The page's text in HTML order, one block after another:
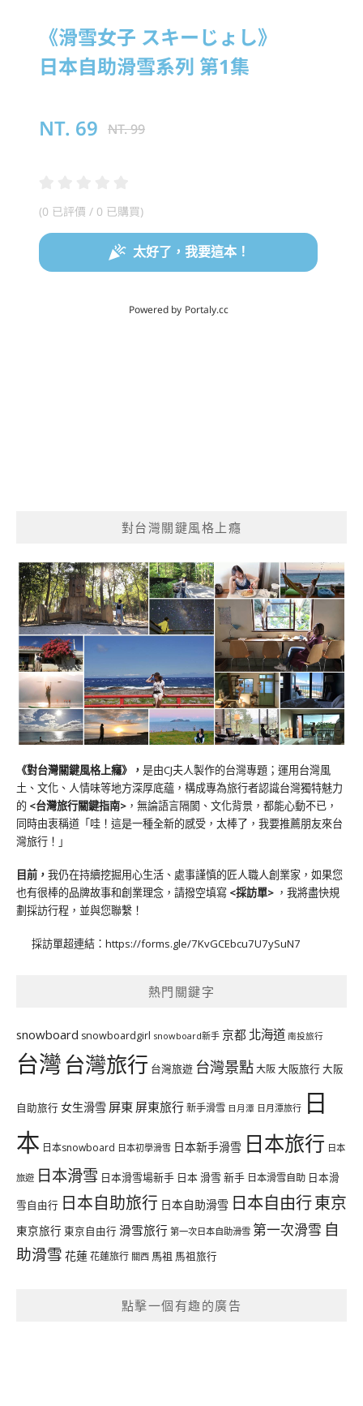
對台灣關鍵風格上癮
《對台灣關鍵風格上癮》 ， 是由CJ夫人製作的台灣專題；運用台灣風
土、文化、人情味等地方深厚底蘊，構成專為旅行者認識台灣獨特魅力
的 <台灣旅行關鍵指南> ，無論語言隔閡、文化背景，都能心動不已，
同時由衷稱道「哇！這是一種全新的感受，太棒了，我要推薦朋友來台
灣旅行！」
目前， 我仍在持續挖掘用心生活、處事謹慎的匠人職人創業家，如果您
也有很棒的品牌故事和創業理念，請撥空填寫 <採訪單> ，我將盡快規
劃採訪行程，並與您聯繫！
採訪單超連結： https://forms.gle/7KvGCEbcu7U7ySuN7
熱門關鍵字
snowboard snowboardgirl snowboard新手 京都 北海道 南投旅行
台灣台灣旅行 台灣旅遊 台灣景點大阪大阪旅行大阪
自助旅行 女生滑雪 屏東 屏東旅行新手滑雪 日月潭 日月潭旅行 日
本 日本snowboard 日本初學滑雪 日本新手滑雪 日本旅行 日本
旅遊 日本滑雪 日本滑雪場新手 日本 滑雪 新手 日本滑雪自助 日本滑
雪自由行 日本自助旅行 日本自助滑雪 日本自由行東京
東京旅行 東京自由行 滑雪旅行 第一次日本自助滑雪 第一次滑雪 自
助滑雪 花蓮花蓮旅行 關西 馬祖 馬祖旅行
點擊一個有趣的廣告